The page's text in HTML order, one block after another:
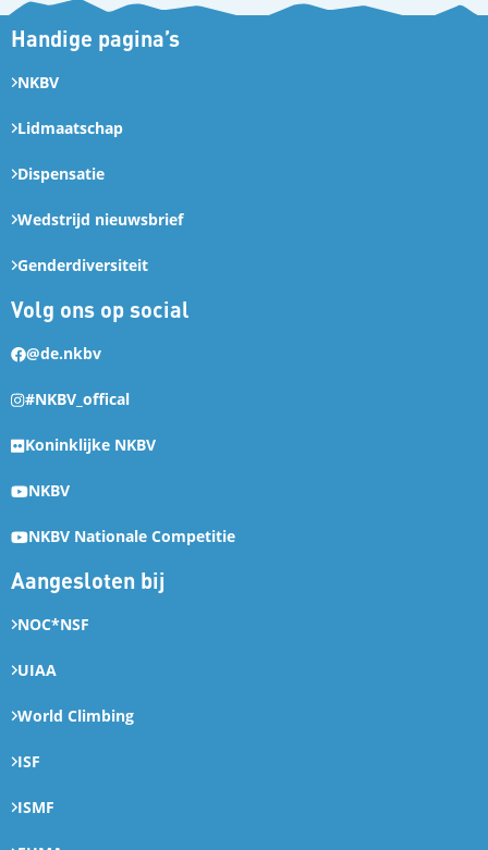
Handige pagina’s
NKBV
Lidmaatschap
Dispensatie
Wedstrijd nieuwsbrief
Genderdiversiteit
Volg ons op social
@de.nkbv
#NKBV_offical
Koninklijke NKBV
NKBV
NKBV Nationale Competitie
Aangesloten bij
NOC*NSF
UIAA
World Climbing
ISF
ISMF